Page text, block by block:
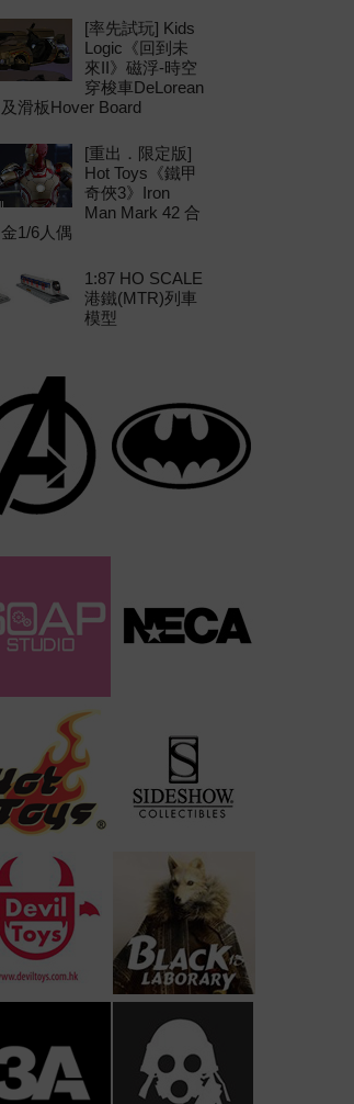
[率先試玩] Kids
Logic《回到未
來II》磁浮-時空
穿梭車DeLorean
及滑板Hover Board
[重出．限定版]
Hot Toys《鐵甲
奇俠3》Iron
Man Mark 42 合
金1/6人偶
1:87 HO SCALE
港鐵(MTR)列車
模型